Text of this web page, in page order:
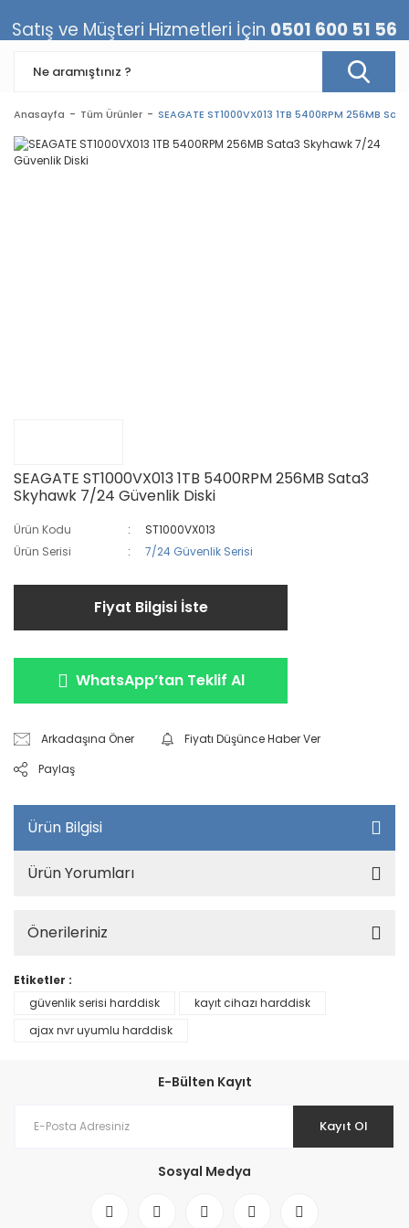
Anasayfa Tüm Ürünler SEAGATE ST1000VX013 1TB 5400RPM 256MB
SEAGATE ST1000VX013 1TB 5400RPM 256MB Sata3
Skyhawk 7/24 Güvenlik Diski
Ürün Kodu
ST1000VX013
Ürün Serisi
7/24 Güvenlik Serisi
Fiyat Bilgisi İste
WhatsApp’tan Teklif Al
Arkadaşına Öner
Fiyatı Düşünce Haber Ver
Paylaş
Ürün Bilgisi
Ürün Yorumları
Önerileriniz
Etiketler :
güvenlik serisi harddisk
kayıt cihazı harddisk
ajax nvr uyumlu harddisk
E-Bülten Kayıt
Kayıt Ol
Sosyal Medya
Satış ve Müşteri Hizmetleri İçin 0501 600 51 56